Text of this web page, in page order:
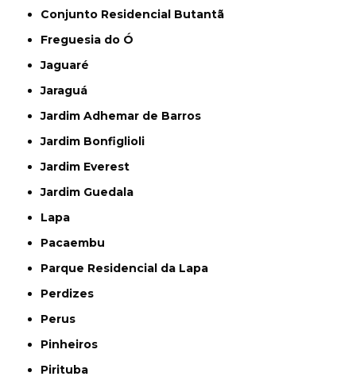
Conjunto Residencial Butantã
Freguesia do Ó
Jaguaré
Jaraguá
Jardim Adhemar de Barros
Jardim Bonfiglioli
Jardim Everest
Jardim Guedala
Lapa
Pacaembu
Parque Residencial da Lapa
Perdizes
Perus
Pinheiros
Pirituba